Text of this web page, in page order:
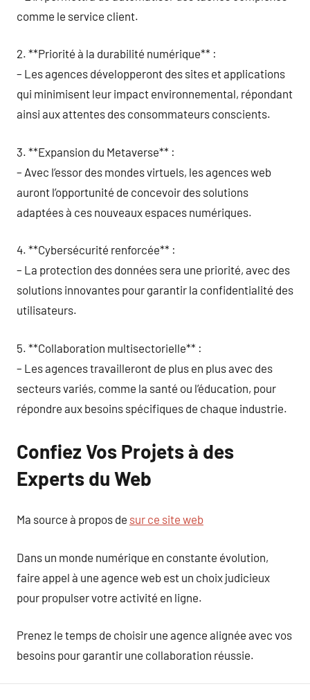
comme le service client.
2. **Priorité à la durabilité numérique** :
– Les agences développeront des sites et applications
qui minimisent leur impact environnemental, répondant
ainsi aux attentes des consommateurs conscients.
3. **Expansion du Metaverse** :
– Avec l’essor des mondes virtuels, les agences web
auront l’opportunité de concevoir des solutions
adaptées à ces nouveaux espaces numériques.
4. **Cybersécurité renforcée** :
– La protection des données sera une priorité, avec des
solutions innovantes pour garantir la confidentialité des
utilisateurs.
5. **Collaboration multisectorielle** :
– Les agences travailleront de plus en plus avec des
secteurs variés, comme la santé ou l’éducation, pour
répondre aux besoins spécifiques de chaque industrie.
Confiez Vos Projets à des
Experts du Web
Ma source à propos de sur ce site web
Dans un monde numérique en constante évolution,
faire appel à une agence web est un choix judicieux
pour propulser votre activité en ligne.
Prenez le temps de choisir une agence alignée avec vos
besoins pour garantir une collaboration réussie.